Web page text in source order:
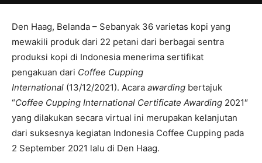
Den Haag, Belanda – Sebanyak 36 varietas kopi yang
mewakili produk dari 22 petani dari berbagai sentra
produksi kopi di Indonesia menerima sertifikat
pengakuan dari Coffee Cupping
International (13/12/2021). Acara awarding bertajuk
“Coffee Cupping International Certificate Awarding 2021″
yang dilakukan secara virtual ini merupakan kelanjutan
dari suksesnya kegiatan Indonesia Coffee Cupping pada
2 September 2021 lalu di Den Haag.